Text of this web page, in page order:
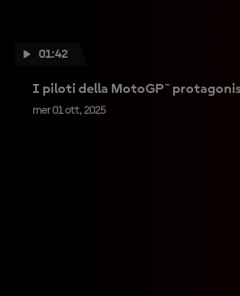
01:42
I piloti della MotoGP™
mer 01 ott, 2025